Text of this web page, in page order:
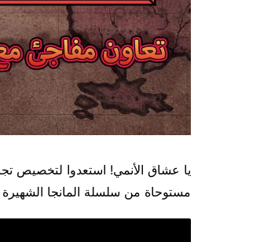
يا عشاق الأنمي! استعدوا لتخصيص
مستوحاة من سلسلة المانجا الشهيرة HUNTER x HUNTER